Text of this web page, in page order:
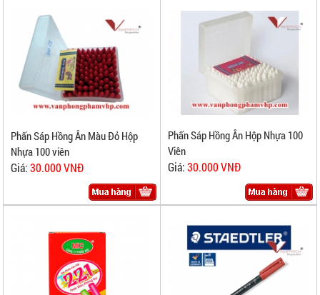
Phấn Sáp Hồng Ân Màu Đỏ Hộp
Nhựa 100 viên
Giá:30.000 VNĐ
Phấn Sáp Hồng Ân Hộp Nhựa 100
Viên
Giá:30.000 VNĐ